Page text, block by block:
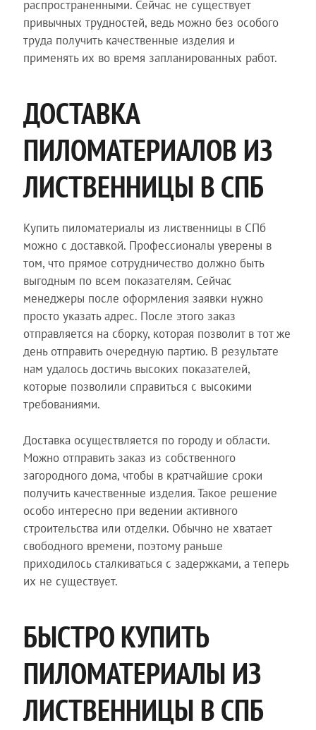
распространенными. Сейчас не существует
привычных трудностей, ведь можно без особого
труда получить качественные изделия и
применять их во время запланированных работ.
ДОСТАВКА
ПИЛОМАТЕРИАЛОВ ИЗ
ЛИСТВЕННИЦЫ В СПБ
Купить пиломатериалы из лиственницы в СПб
можно с доставкой. Профессионалы уверены в
том, что прямое сотрудничество должно быть
выгодным по всем показателям. Сейчас
менеджеры после оформления заявки нужно
просто указать адрес. После этого заказ
отправляется на сборку, которая позволит в тот же
день отправить очередную партию. В результате
нам удалось достичь высоких показателей,
которые позволили справиться с высокими
требованиями.
Доставка осуществляется по городу и области.
Можно отправить заказ из собственного
загородного дома, чтобы в кратчайшие сроки
получить качественные изделия. Такое решение
особо интересно при ведении активного
строительства или отделки. Обычно не хватает
свободного времени, поэтому раньше
приходилось сталкиваться с задержками, а теперь
их не существует.
БЫСТРО КУПИТЬ
ПИЛОМАТЕРИАЛЫ ИЗ
ЛИСТВЕННИЦЫ В СПБ